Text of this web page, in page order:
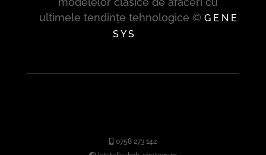
ultimele tendințe tehnologice ©G E N E
S Y S
0758 273 142